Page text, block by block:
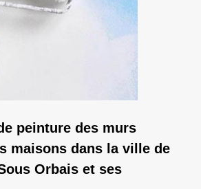
peinture des murs
maisons dans la ville de
Orbais et ses